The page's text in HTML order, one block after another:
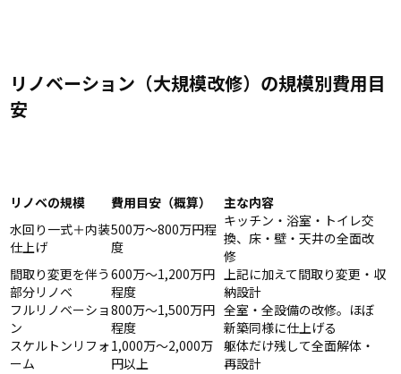
リノベーション（大規模改修）の規模別費用目
安
リノベの規模 費用目安（概算）
主な内容
水回り一式＋内装
仕上げ
500万〜800万円程
度
キッチン・浴室・トイレ交
換、床・壁・天井の全面改
修
間取り変更を伴う
部分リノベ
600万〜1,200万円
程度
上記に加えて間取り変更・収
納設計
フルリノベーショ
ン
800万〜1,500万円
程度
全室・全設備の改修。ほぼ
新築同様に仕上げる
スケルトンリフォ
ーム
1,000万〜2,000万
円以上
躯体だけ残して全面解体・
再設計